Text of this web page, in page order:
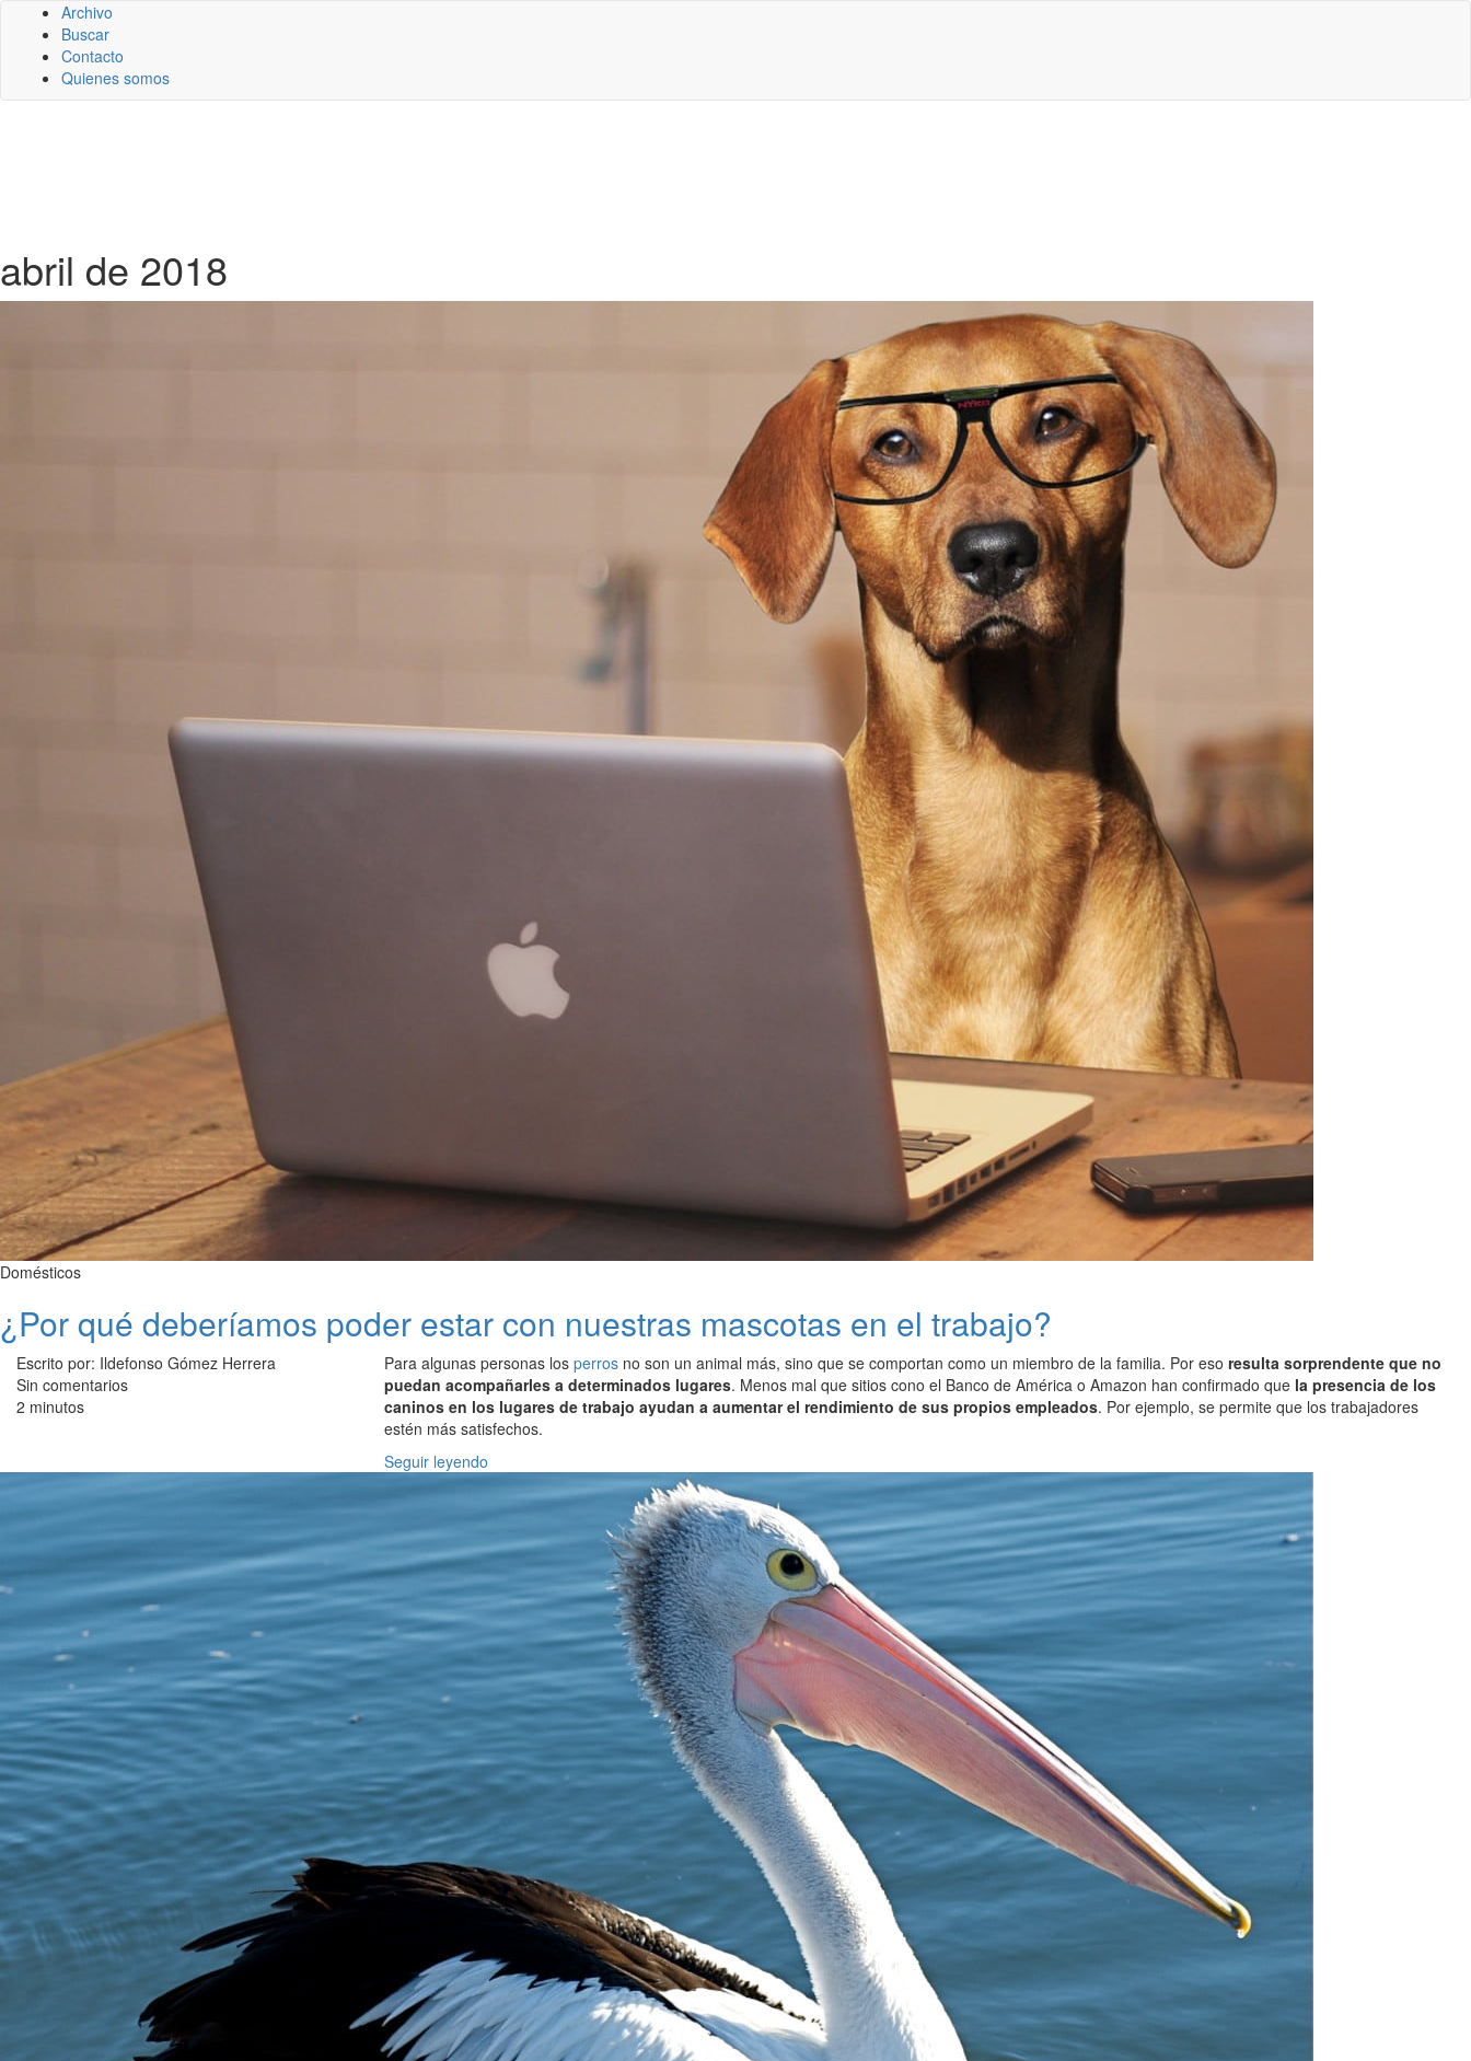
Archivo
Buscar
Contacto
Quienes somos
abril de 2018
Domésticos
¿Por qué deberíamos poder estar con nuestras mascotas en el trabajo?
Escrito por: Ildefonso Gómez Herrera
Sin comentarios
2 minutos
Para algunas personas los perros no son un animal más, sino que se comportan como un miembro de la familia. Por eso resulta sorprendente que no
puedan acompañarles a determinados lugares. Menos mal que sitios cono el Banco de América o Amazon han confirmado que la presencia de los
caninos en los lugares de trabajo ayudan a aumentar el rendimiento de sus propios empleados. Por ejemplo, se permite que los trabajadores
estén más satisfechos.
Seguir leyendo